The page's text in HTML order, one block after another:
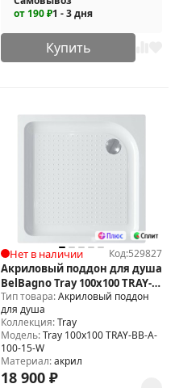
от 190 ₽1 - 3 дня
Купить
Нет в наличии Код:529827
Акриловый поддон для душа
BelBagno Tray 100x100 TRAY-
BB-A-100-15-W
Тип товара:Акриловый поддон
для душа
Коллекция:Tray
Модель:Tray 100x100 TRAY-BB-A-
100-15-W
Материал:акрил
18 900 ₽